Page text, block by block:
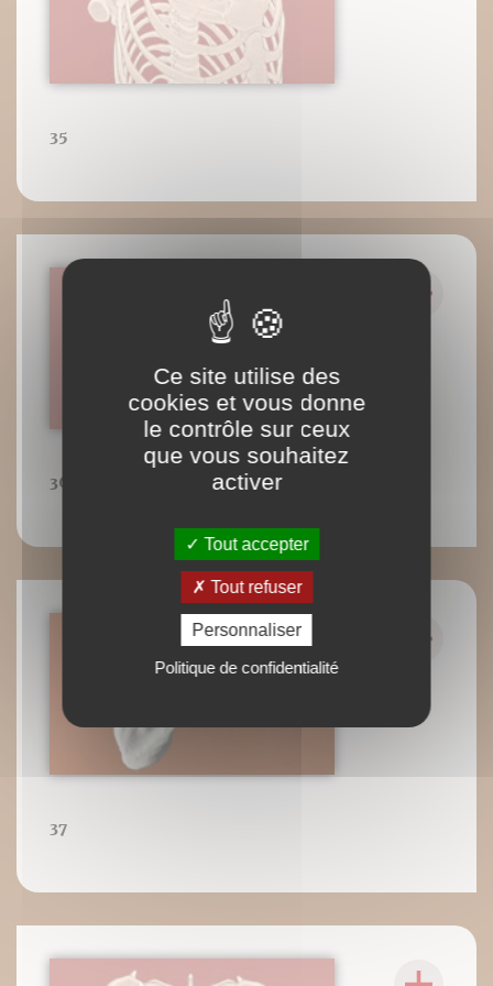
35
36
37
Ce site utilise des
cookies et vous donne
le contrôle sur ceux
que vous souhaitez
activer
Tout accepter
Tout refuser
Personnaliser
Politique de confidentialité